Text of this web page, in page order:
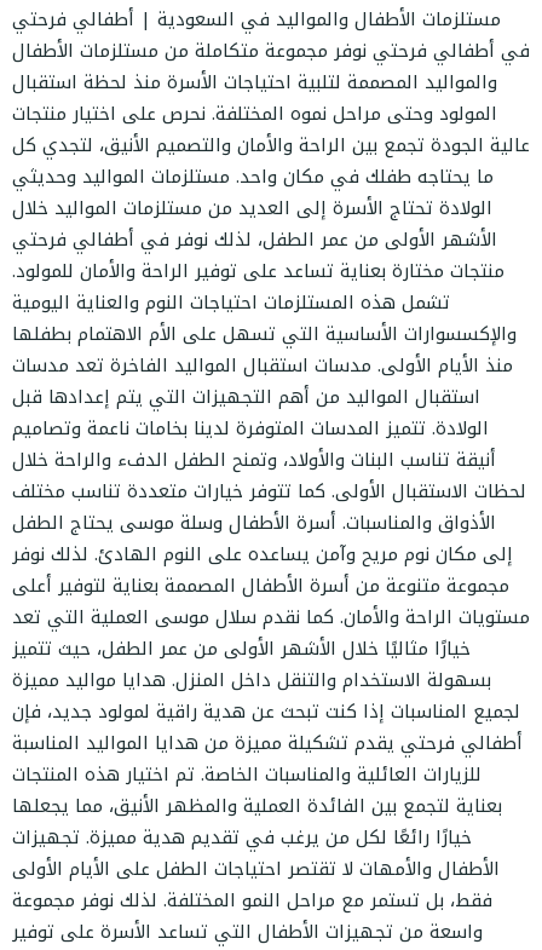
مستلزمات الأطفال والمواليد في السعودية | أطفالي فرحتي
في أطفالي فرحتي نوفر مجموعة متكاملة من مستلزمات الأطفال
والمواليد المصممة لتلبية احتياجات الأسرة منذ لحظة استقبال
المولود وحتى مراحل نموه المختلفة. نحرص على اختيار منتجات
عالية الجودة تجمع بين الراحة والأمان والتصميم الأنيق، لتجدي كل
ما يحتاجه طفلك في مكان واحد. مستلزمات المواليد وحديثي
الولادة تحتاج الأسرة إلى العديد من مستلزمات المواليد خلال
الأشهر الأولى من عمر الطفل، لذلك نوفر في أطفالي فرحتي
منتجات مختارة بعناية تساعد على توفير الراحة والأمان للمولود.
تشمل هذه المستلزمات احتياجات النوم والعناية اليومية
والإكسسوارات الأساسية التي تسهل على الأم الاهتمام بطفلها
منذ الأيام الأولى. مدسات استقبال المواليد الفاخرة تعد مدسات
استقبال المواليد من أهم التجهيزات التي يتم إعدادها قبل
الولادة. تتميز المدسات المتوفرة لدينا بخامات ناعمة وتصاميم
أنيقة تناسب البنات والأولاد، وتمنح الطفل الدفء والراحة خلال
لحظات الاستقبال الأولى. كما تتوفر خيارات متعددة تناسب مختلف
الأذواق والمناسبات. أسرة الأطفال وسلة موسى يحتاج الطفل
إلى مكان نوم مريح وآمن يساعده على النوم الهادئ. لذلك نوفر
مجموعة متنوعة من أسرة الأطفال المصممة بعناية لتوفير أعلى
مستويات الراحة والأمان. كما نقدم سلال موسى العملية التي تعد
خيارًا مثاليًا خلال الأشهر الأولى من عمر الطفل، حيث تتميز
بسهولة الاستخدام والتنقل داخل المنزل. هدايا مواليد مميزة
لجميع المناسبات إذا كنت تبحث عن هدية راقية لمولود جديد، فإن
أطفالي فرحتي يقدم تشكيلة مميزة من هدايا المواليد المناسبة
للزيارات العائلية والمناسبات الخاصة. تم اختيار هذه المنتجات
بعناية لتجمع بين الفائدة العملية والمظهر الأنيق، مما يجعلها
خيارًا رائعًا لكل من يرغب في تقديم هدية مميزة. تجهيزات
الأطفال والأمهات لا تقتصر احتياجات الطفل على الأيام الأولى
فقط، بل تستمر مع مراحل النمو المختلفة. لذلك نوفر مجموعة
واسعة من تجهيزات الأطفال التي تساعد الأسرة على توفير